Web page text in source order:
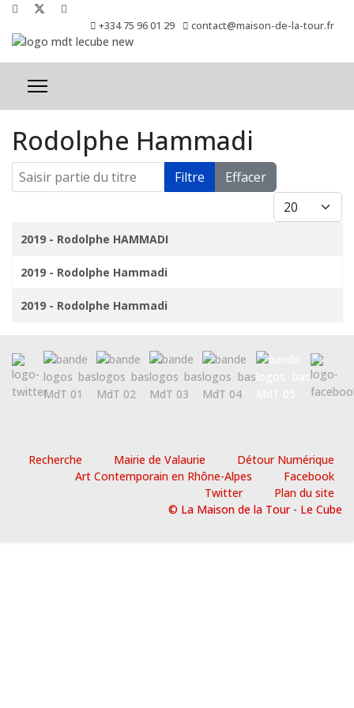
+334 75 96 01 29 contact@maison-de-la-tour.fr
Rodolphe Hammadi
Saisir partie du titre Filtre Effacer
Afficher #
Titre
2019 - Rodolphe HAMMADI
2019 - Rodolphe Hammadi
2019 - Rodolphe Hammadi
Recherche Mairie de Valaurie
Détour Numérique
Art Contemporain en Rhône-Alpes
Facebook
Twitter
Plan du site
© La Maison de la Tour - Le Cube